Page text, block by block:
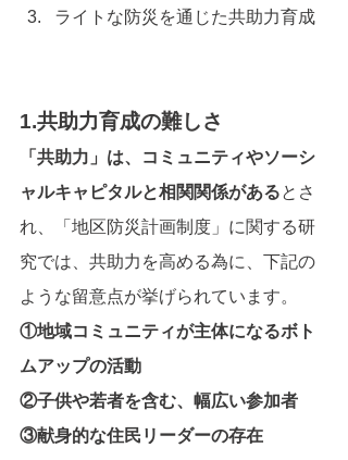
ライトな防災を通じた共助力育成
1.共助力育成の難しさ
「共助力」は、コミュニティやソーシ
ャルキャピタルと相関関係があるとさ
れ、「地区防災計画制度」に関する研
究では、共助力を高める為に、下記の
ような留意点が挙げられています。
①地域コミュニティが主体になるボト
ムアップの活動
②子供や若者を含む、幅広い参加者
③献身的な住民リーダーの存在